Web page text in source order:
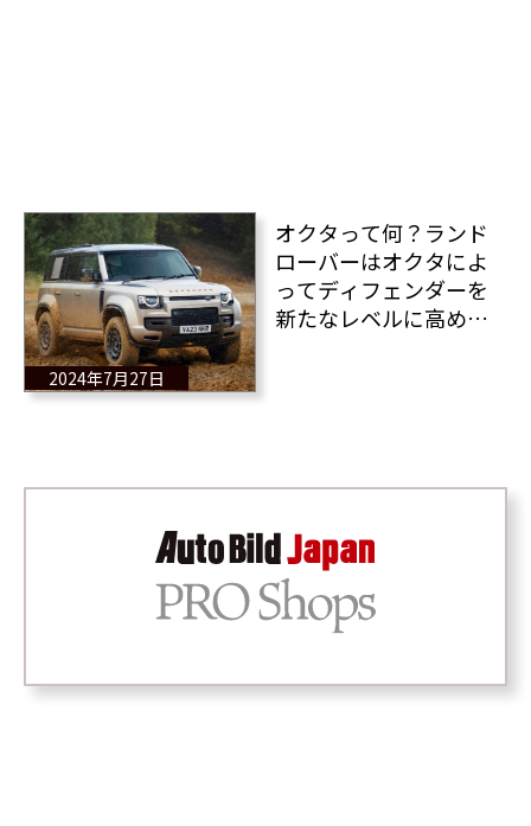
2024年7月27日
オクタって何？ランド
ローバーはオクタによ
ってディフェンダーを
新たなレベルに高め